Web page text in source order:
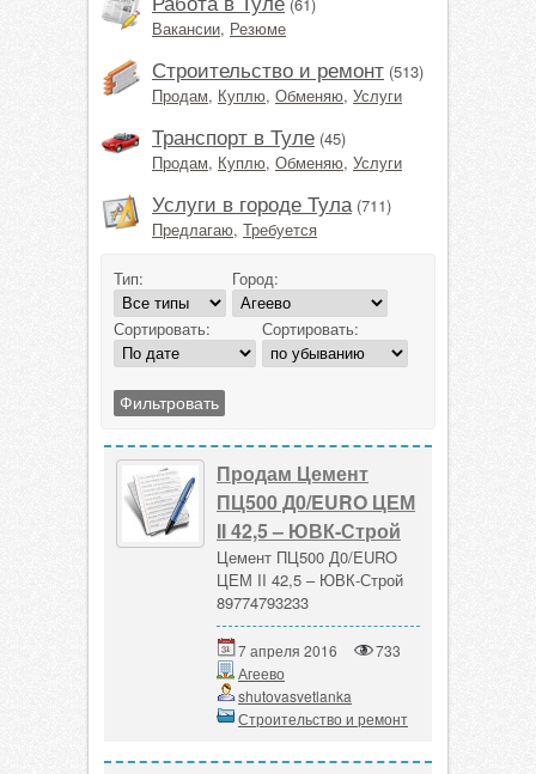
Вакансии, Резюме
Строительство и ремонт (513)
Продам, Куплю, Обменяю, Услуги
Транспорт в Туле (45)
Продам, Куплю, Обменяю, Услуги
Услуги в городе Тула (711)
Предлагаю, Требуется
Тип: Город:
Сортировать: Сортировать:
Продам Цемент
ПЦ500 Д0/EURO ЦЕМ
II 42,5 – ЮВК-Строй
Цемент ПЦ500 Д0/EURO
ЦЕМ II 42,5 – ЮВК-Строй
89774793233
7 апреля 2016
733
Агеево
shutovasvetlanka
Строительство и ремонт